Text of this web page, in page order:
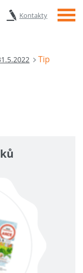
Kontakty Menu
Tip